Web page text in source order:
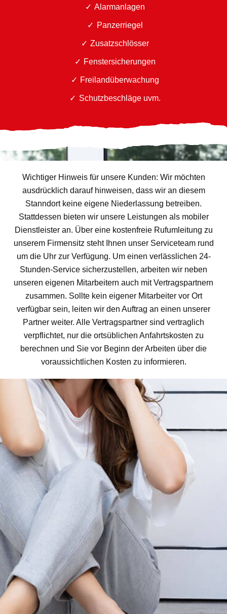
Alarmanlagen
Panzerriegel
Zusatzschlösser
Fenstersicherungen
Freilandüberwachung
Schutzbeschläge uvm.
Wichtiger Hinweis für unsere Kunden: Wir möchten
ausdrücklich darauf hinweisen, dass wir an diesem
Stanndort keine eigene Niederlassung betreiben.
Stattdessen bieten wir unsere Leistungen als mobiler
Dienstleister an. Über eine kostenfreie Rufumleitung zu
unserem Firmensitz steht Ihnen unser Serviceteam rund
um die Uhr zur Verfügung. Um einen verlässlichen 24-
Stunden-Service sicherzustellen, arbeiten wir neben
unseren eigenen Mitarbeitern auch mit Vertragspartnern
zusammen. Sollte kein eigener Mitarbeiter vor Ort
verfügbar sein, leiten wir den Auftrag an einen unserer
Partner weiter. Alle Vertragspartner sind vertraglich
verpflichtet, nur die ortsüblichen Anfahrtskosten zu
berechnen und Sie vor Beginn der Arbeiten über die
voraussichtlichen Kosten zu informieren.